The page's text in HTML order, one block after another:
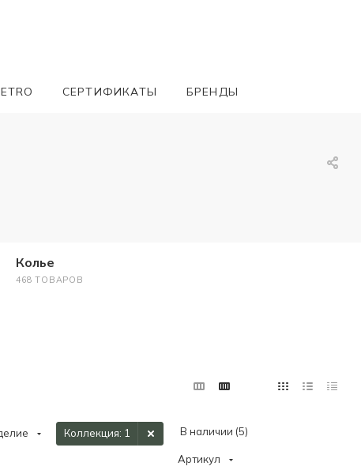
ETRO СЕРТИФИКАТЫ БРЕНДЫ
Колье
468 ТОВАРОВ
Коллекция: 1 В наличии (5)
Артикул